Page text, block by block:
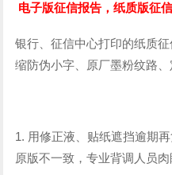
电子版征信报告，纸质版征
银行、征信中心打印的纸质
缩防伪小字、原厂墨粉纹路、
1. 用修正液、贴纸遮挡逾期
原版不一致，专业背调人员肉